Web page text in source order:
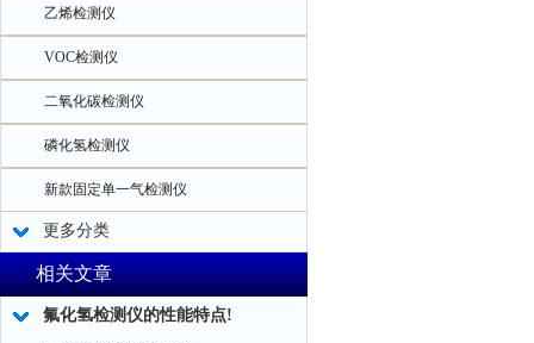
乙烯检测仪
VOC检测仪
二氧化碳检测仪
磷化氢检测仪
新款固定单一气检测仪
更多分类
相关文章
氟化氢检测仪的性能特点!